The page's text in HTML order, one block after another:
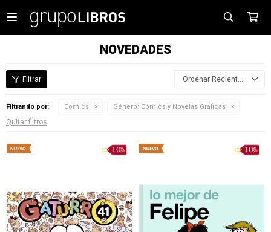

NOVEDADES
Recientes
Filtrando por: Comics Género: Cómics y Novelas Gráficas
Quitar filtros